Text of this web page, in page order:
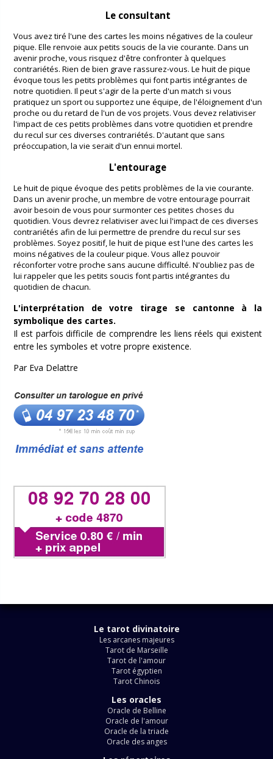
Le consultant
Vous avez tiré l'une des cartes les moins négatives de la couleur
pique. Elle renvoie aux petits soucis de la vie courante. Dans un
avenir proche, vous risquez d'être confronter à quelques
contrariétés. Rien de bien grave rassurez-vous. Le huit de pique
évoque tous les petits problèmes qui font partis intégrantes de
notre quotidien. Il peut s'agir de la perte d'un match si vous
pratiquez un sport ou supportez une équipe, de l'éloignement d'un
proche ou du retard de l'un de vos projets. Vous devez relativiser
l'impact de ces petits problèmes dans votre quotidien et prendre
du recul sur ces diverses contrariétés. D'autant que sans
préoccupation, la vie serait d'un ennui mortel.
L'entourage
Le huit de pique évoque des petits problèmes de la vie courante.
Dans un avenir proche, un membre de votre entourage pourrait
avoir besoin de vous pour surmonter ces petites choses du
quotidien. Vous devrez relativiser avec lui l'impact de ces diverses
contrariétés afin de lui permettre de prendre du recul sur ses
problèmes. Soyez positif, le huit de pique est l'une des cartes les
moins négatives de la couleur pique. Vous allez pouvoir
réconforter votre proche sans aucune difficulté. N'oubliez pas de
lui rappeler que les petits soucis font partis intégrantes du
quotidien de chacun.
L'interprétation de votre tirage se cantonne à la
symbolique des cartes.
Il est parfois difficile de comprendre les liens réels qui existent
entre les symboles et votre propre existence.
Par Eva Delattre
Le tarot divinatoire
Les arcanes majeures
Tarot de Marseille
Tarot de l'amour
Tarot égyptien
Tarot Chinois
Les oracles
Oracle de Belline
Oracle de l'amour
Oracle de la triade
Oracle des anges